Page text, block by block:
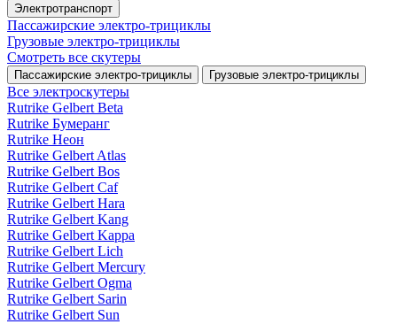
Электротранспорт
Пассажирские электро‑трициклы
Грузовые электро‑трициклы
Смотреть все скутеры
Пассажирские электро‑трициклы Грузовые электро‑трициклы
Все электро­скутеры
Rutrike Gelbert Beta
Rutrike Бумеранг
Rutrike Неон
Rutrike Gelbert Atlas
Rutrike Gelbert Bos
Rutrike Gelbert Caf
Rutrike Gelbert Hara
Rutrike Gelbert Kang
Rutrike Gelbert Kappa
Rutrike Gelbert Lich
Rutrike Gelbert Mercury
Rutrike Gelbert Ogma
Rutrike Gelbert Sarin
Rutrike Gelbert Sun